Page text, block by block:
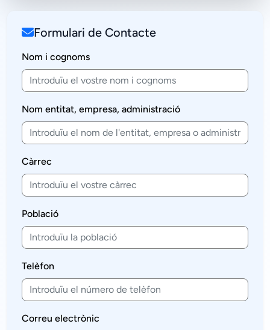
Formulari de Contacte
Nom i cognoms
Nom entitat, empresa, administració
Càrrec
Població
Telèfon
Correu electrònic